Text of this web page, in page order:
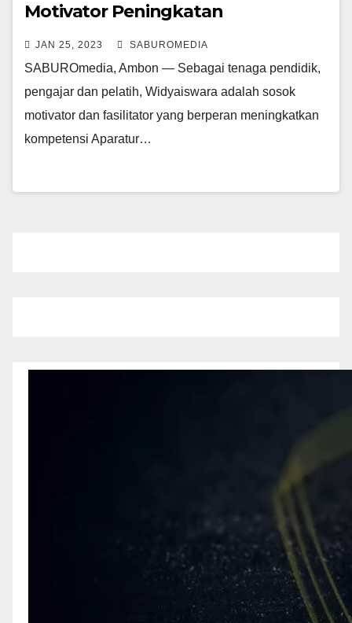
Motivator Peningkatan
Kompetensi ASN
JAN 25, 2023 SABUROMEDIA
SABUROmedia, Ambon — Sebagai tenaga pendidik,
pengajar dan pelatih, Widyaiswara adalah sosok
motivator dan fasilitator yang berperan meningkatkan
kompetensi Aparatur…